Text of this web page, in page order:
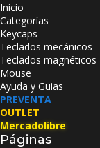
Inicio
Categorías
Keycaps
Teclados mecánicos
Teclados magnéticos
Mouse
Ayuda y Guias
PREVENTA
OUTLET
Mercadolibre
Páginas